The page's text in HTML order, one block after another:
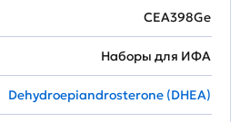
CEA398Ge
Наборы для ИФА
Dehydroepiandrosterone (DHEA)